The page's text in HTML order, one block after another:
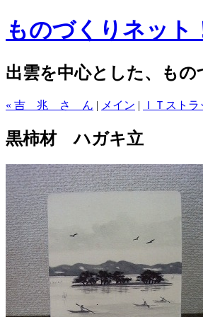
ものづくりネット
出雲を中心とした、もの
« 吉 兆 さ ん | メイン | ＩＴストラ
黒柿材 ハガキ立